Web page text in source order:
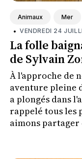
Animaux Mer
• VENDREDI 24
La folle
de Sylvain
À l'approche de
aventure pleine
a plongés dans
rappelé tous les
aimons